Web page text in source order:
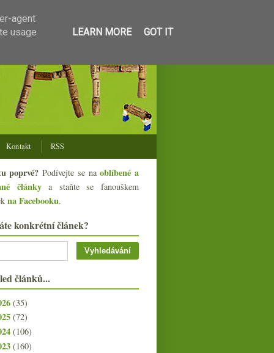
Kontakt RSS
poprvé? Podívejte se naoblíbené a
článkya staňte se fanouškem
na Facebooku.
konkrétní článek?
článků...
(35)
(72)
(106)
(160)
agent
usage
LEARN MORE GOT IT